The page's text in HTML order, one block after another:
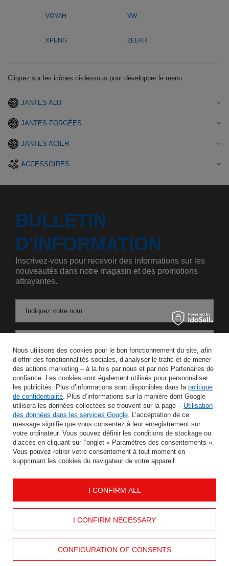
VOYAH VW
XPENG ZEEKR
Cliquez sur les icônes ci-dessous pour développer le menu :
JANTES ALU
JANTES FORGÉES
JANTES ACIER
ACCESSOIRES
BULLETIN
D'INFORMATION
Inscrivez-vous pour recevoir des informations sur les
nouveautés dans notre magasin et des promotions
attrayantes.
Indiquez votre nom
J'accepte le traitement de mes données personnelles aux fins et dans le cadre du service Newsletter dans la rubrique
ÉCONOMISER
AIDER
INFORMATION
MON COMPTE
Nous utilisons des cookies pour le bon fonctionnement du site, afin
d’offrir des fonctionnalités sociales, d’analyser le trafic et de mener
des actions marketing – à la fois par nous et par nos Partenaires de
confiance. Les cookies sont également utilisés pour personnaliser
les publicités. Plus d’informations sont disponibles dans la politique
de confidentialité. Plus d’informations sur la manière dont Google
utilisera les données collectées se trouvent sur la page – Utilisation
des données dans les services Google. L’acceptation de ce
message signifie que vous consentez à leur enregistrement sur
votre ordinateur. Vous pouvez définir les conditions de stockage ou
d’accès en cliquant sur l’onglet « Paramètres des consentements ».
Vous pouvez retirer votre consentement à tout moment en
supprimant les cookies du navigateur de votre appareil.
I CONFIRM NECESSARY
CONFIGURATION OF CONSENTS
I CONFIRM ALL